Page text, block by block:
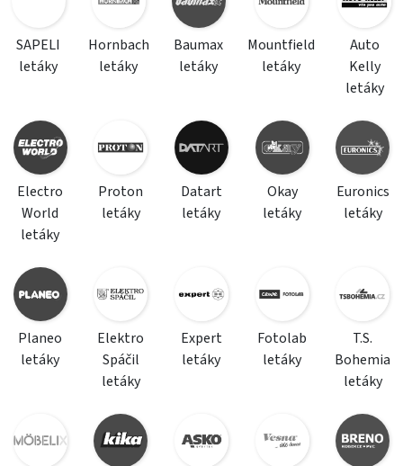
SAPELI
letáky
Hornbach
letáky
Baumax
letáky
Mountfield
letáky
Auto
Kelly
letáky
Electro
World
letáky
Proton
letáky
Datart
letáky
Okay
letáky
Euronics
letáky
Planeo
letáky
Elektro
Spáčil
letáky
Expert
letáky
Fotolab
letáky
T.S.
Bohemia
letáky